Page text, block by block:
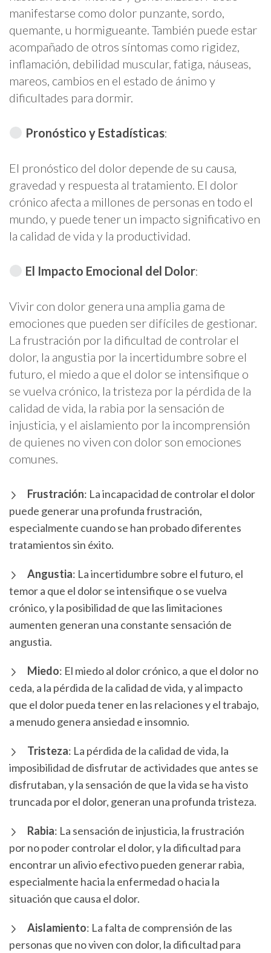
manifestarse como dolor punzante, sordo,
quemante, u hormigueante. También puede estar
acompañado de otros síntomas como rigidez,
inflamación, debilidad muscular, fatiga, náuseas,
mareos, cambios en el estado de ánimo y
dificultades para dormir.
Pronóstico y Estadísticas:
El pronóstico del dolor depende de su causa,
gravedad y respuesta al tratamiento. El dolor
crónico afecta a millones de personas en todo el
mundo, y puede tener un impacto significativo en
la calidad de vida y la productividad.
El Impacto Emocional del Dolor:
Vivir con dolor genera una amplia gama de
emociones que pueden ser difíciles de gestionar.
La frustración por la dificultad de controlar el
dolor, la angustia por la incertidumbre sobre el
futuro, el miedo a que el dolor se intensifique o
se vuelva crónico, la tristeza por la pérdida de la
calidad de vida, la rabia por la sensación de
injusticia, y el aislamiento por la incomprensión
de quienes no viven con dolor son emociones
comunes.
Frustración: La incapacidad de controlar el dolor
puede generar una profunda frustración,
especialmente cuando se han probado diferentes
tratamientos sin éxito.
Angustia: La incertidumbre sobre el futuro, el
temor a que el dolor se intensifique o se vuelva
crónico, y la posibilidad de que las limitaciones
aumenten generan una constante sensación de
angustia.
Miedo: El miedo al dolor crónico, a que el dolor no
ceda, a la pérdida de la calidad de vida, y al impacto
que el dolor pueda tener en las relaciones y el trabajo,
a menudo genera ansiedad e insomnio.
Tristeza: La pérdida de la calidad de vida, la
imposibilidad de disfrutar de actividades que antes se
disfrutaban, y la sensación de que la vida se ha visto
truncada por el dolor, generan una profunda tristeza.
Rabia: La sensación de injusticia, la frustración
por no poder controlar el dolor, y la dificultad para
encontrar un alivio efectivo pueden generar rabia,
especialmente hacia la enfermedad o hacia la
situación que causa el dolor.
Aislamiento: La falta de comprensión de las
personas que no viven con dolor, la dificultad para